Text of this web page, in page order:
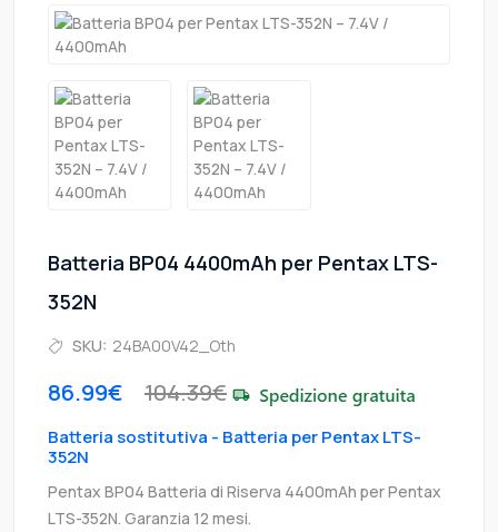
Batteria BP04 4400mAh per Pentax LTS-
352N
SKU: 24BA00V42_Oth
86.99€ 104.39€
Batteria sostitutiva - Batteria per Pentax LTS-
352N
Pentax BP04 Batteria di Riserva 4400mAh per Pentax
LTS-352N. Garanzia 12 mesi.